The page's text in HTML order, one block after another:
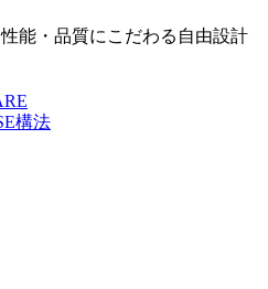
能・品質にこだわる自由設計
構法